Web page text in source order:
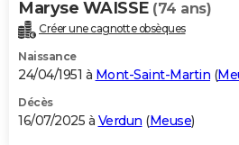
Alimentation
Guide de la santé
Maladies
Médicaments
Sommeil
VOYAGE
Destinations
City break
Voyage nature
Voyage de noces
Forum
Climat
+PHOTO
GUIDES D'ACHAT
BONS PLANS
Maryse WAISSE (74 ans)
Créer une cagnotte obsèques
Naissance
24/04/1951 à Mont-Saint-Martin (
Décès
16/07/2025 à Verdun (Meuse)